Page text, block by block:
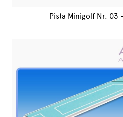
Pista Minigolf Nr. 03